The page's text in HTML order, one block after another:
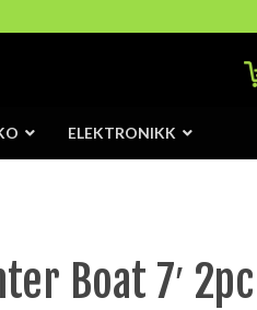
ELEKTRONIKK
Boat 7′